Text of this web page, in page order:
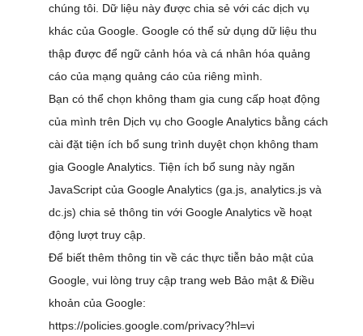
chúng tôi. Dữ liệu này được chia sẻ với các dịch vụ
khác của Google. Google có thể sử dụng dữ liệu thu
thập được để ngữ cảnh hóa và cá nhân hóa quảng
cáo của mạng quảng cáo của riêng mình.
Bạn có thể chọn không tham gia cung cấp hoạt động
của mình trên Dịch vụ cho Google Analytics bằng cách
cài đặt tiện ích bổ sung trình duyệt chọn không tham
gia Google Analytics. Tiện ích bổ sung này ngăn
JavaScript của Google Analytics (ga.js, analytics.js và
dc.js) chia sẻ thông tin với Google Analytics về hoạt
động lượt truy cập.
Để biết thêm thông tin về các thực tiễn bảo mật của
Google, vui lòng truy cập trang web Bảo mật & Điều
khoản của Google:
https://policies.google.com/privacy?hl=vi